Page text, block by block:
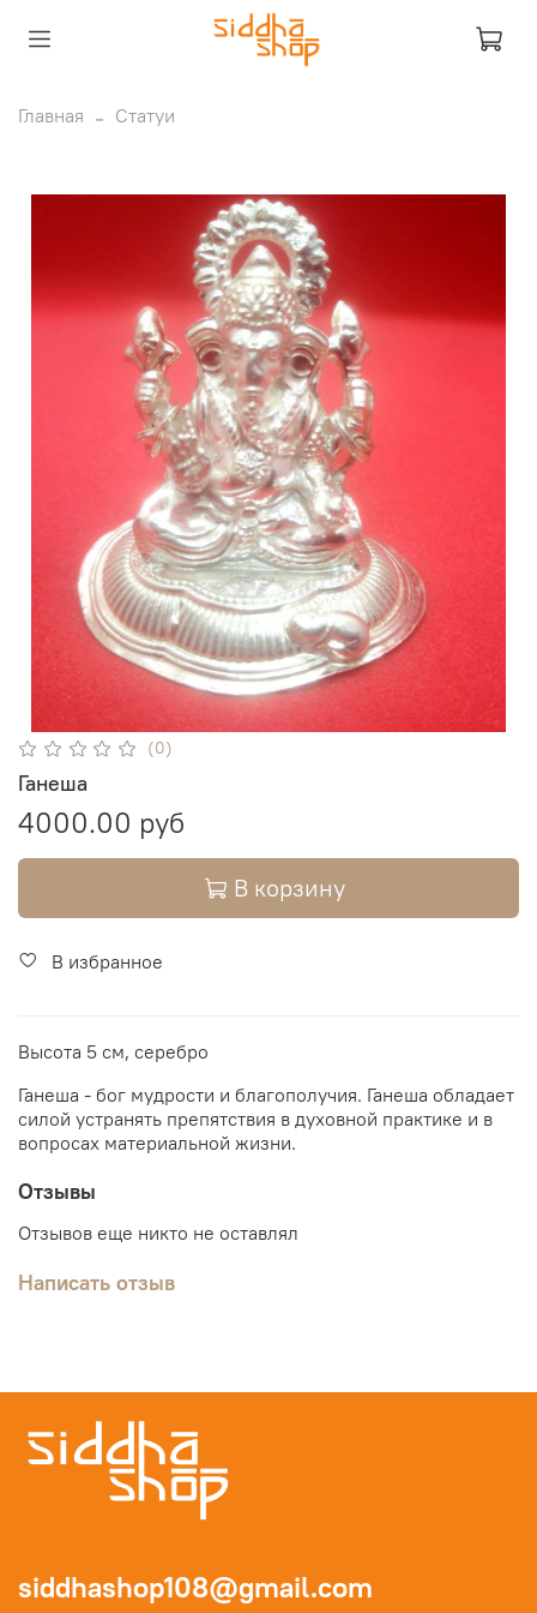
Главная Статуи
(0)
Ганеша
4000.00 руб
В корзину
В избранное
Высота 5 см, серебро
Ганеша - бог мудрости и благополучия. Ганеша обладает
силой устранять препятствия в духовной практике и в
вопросах материальной жизни.
Отзывы
Отзывов еще никто не оставлял
Написать отзыв
siddhashop108@gmail.com